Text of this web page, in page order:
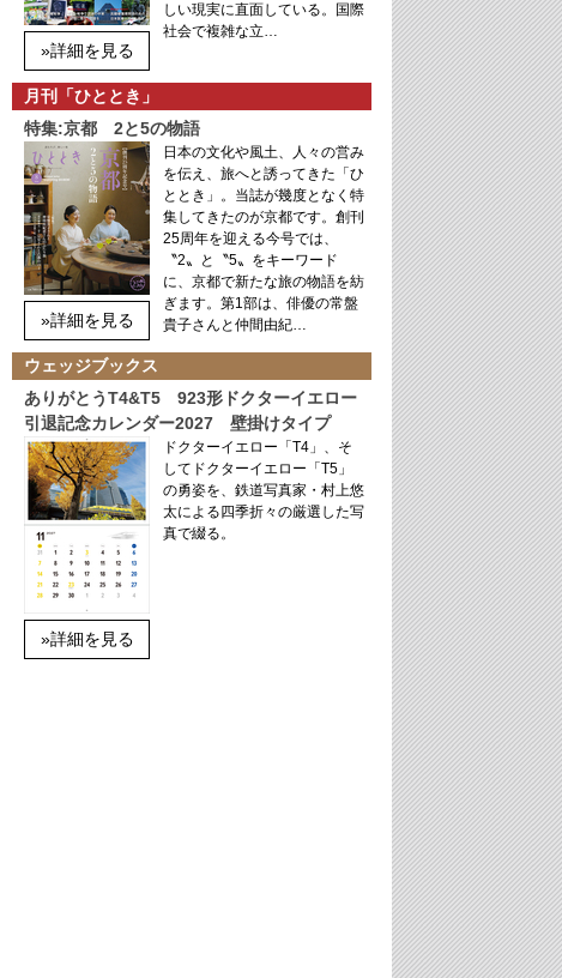
»詳細を見る
しい現実に直面している。国際
社会で複雑な立…
月刊「ひととき」
特集:京都 2と5の物語
»詳細を見る
日本の文化や風土、人々の営み
を伝え、旅へと誘ってきた「ひ
ととき」。当誌が幾度となく特
集してきたのが京都です。創刊
25周年を迎える今号では、
〝2〟と〝5〟をキーワード
に、京都で新たな旅の物語を紡
ぎます。第1部は、俳優の常盤
貴子さんと仲間由紀…
ウェッジブックス
ありがとうT4&T5 923形ドクターイエロー
引退記念カレンダー2027 壁掛けタイプ
»詳細を見る
ドクターイエロー「T4」、そ
してドクターイエロー「T5」
の勇姿を、鉄道写真家・村上悠
太による四季折々の厳選した写
真で綴る。